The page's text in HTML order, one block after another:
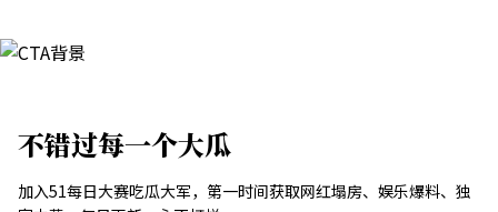
不错过每一个大瓜
加入51每日大赛吃瓜大军，第一时间获取网红塌房、娱乐爆料、独